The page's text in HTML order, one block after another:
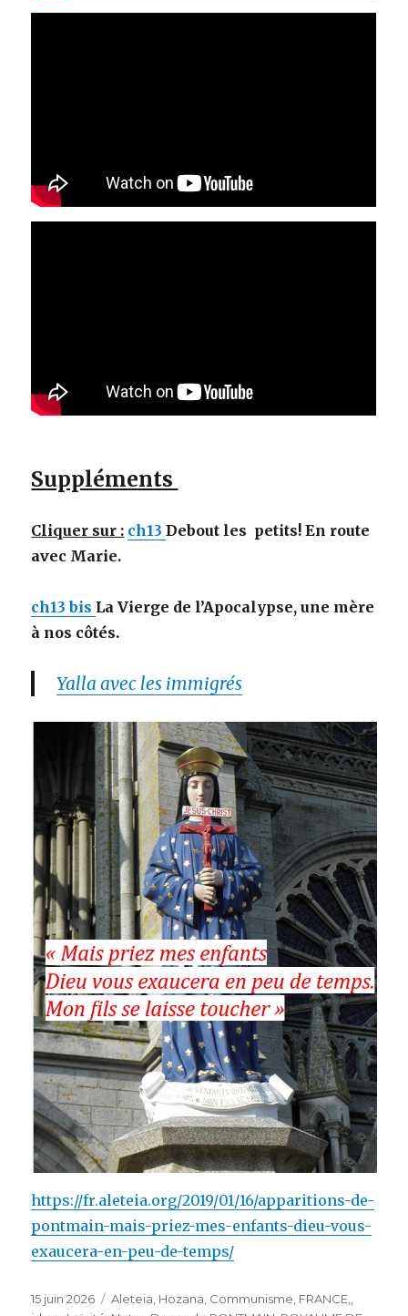
Suppléments
Cliquer sur : ch13Debout les petits! En route
avec Marie.
ch13 bis La Vierge de l’Apocalypse, une mère
à nos côtés.
Yalla avec les immigrés
https://fr.aleteia.org/2019/01/16/apparitions-de-
pontmain-mais-priez-mes-enfants-dieu-vous-
exaucera-en-peu-de-temps/
Publié
15 juin 2026 Catégories
Aleteia, Hozana Communisme FRANCE,